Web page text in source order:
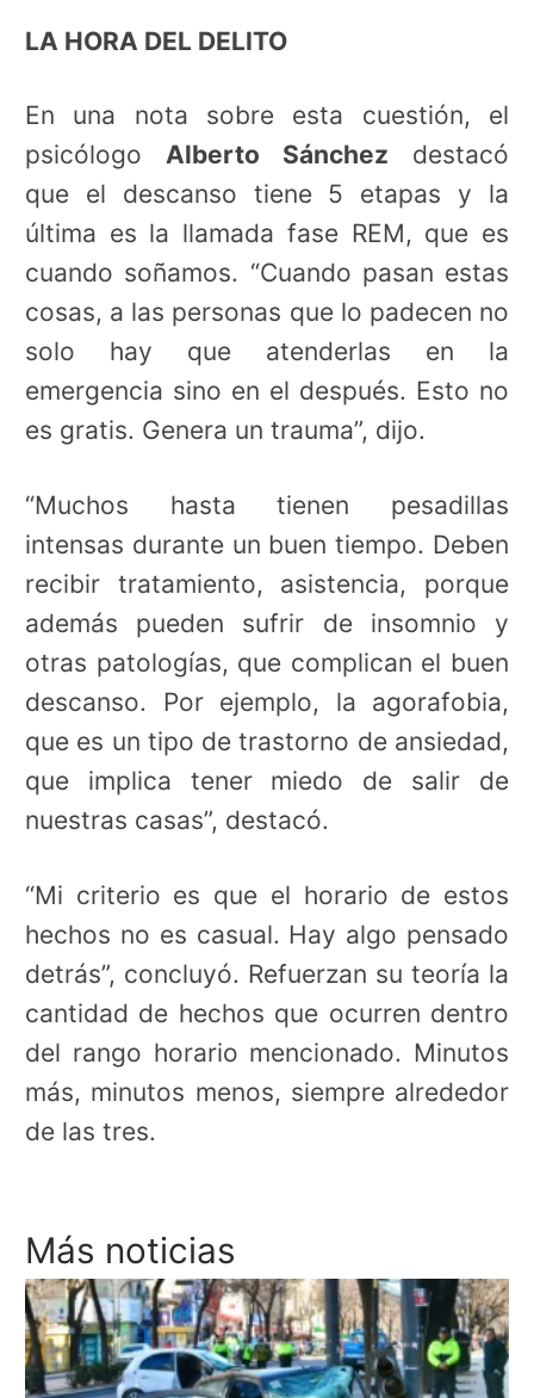
LA HORA DEL DELITO
En una nota sobre esta cuestión, el
psicólogo Alberto Sánchez destacó
que el descanso tiene 5 etapas y la
última es la llamada fase REM, que es
cuando soñamos. “Cuando pasan estas
cosas, a las personas que lo padecen no
solo hay que atenderlas en la
emergencia sino en el después. Esto no
es gratis. Genera un trauma”, dijo.
“Muchos hasta tienen pesadillas
intensas durante un buen tiempo. Deben
recibir tratamiento, asistencia, porque
además pueden sufrir de insomnio y
otras patologías, que complican el buen
descanso. Por ejemplo, la agorafobia,
que es un tipo de trastorno de ansiedad,
que implica tener miedo de salir de
nuestras casas”, destacó.
“Mi criterio es que el horario de estos
hechos no es casual. Hay algo pensado
detrás”, concluyó. Refuerzan su teoría la
cantidad de hechos que ocurren dentro
del rango horario mencionado. Minutos
más, minutos menos, siempre alrededor
de las tres.
Más noticias